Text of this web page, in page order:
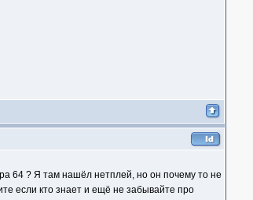
64 ? Я там нашёл нетплей, но он почему то не
если кто знает и ещё не забывайте про